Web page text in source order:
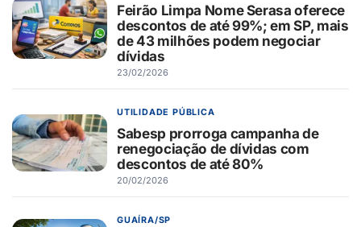
Feirão Limpa Nome Serasa oferece
descontos de até 99%; em SP, mais
de 43 milhões podem negociar
dívidas
23/02/2026
UTILIDADE PÚBLICA
Sabesp prorroga campanha de
renegociação de dívidas com
descontos de até 80%
20/02/2026
GUAÍRA/SP